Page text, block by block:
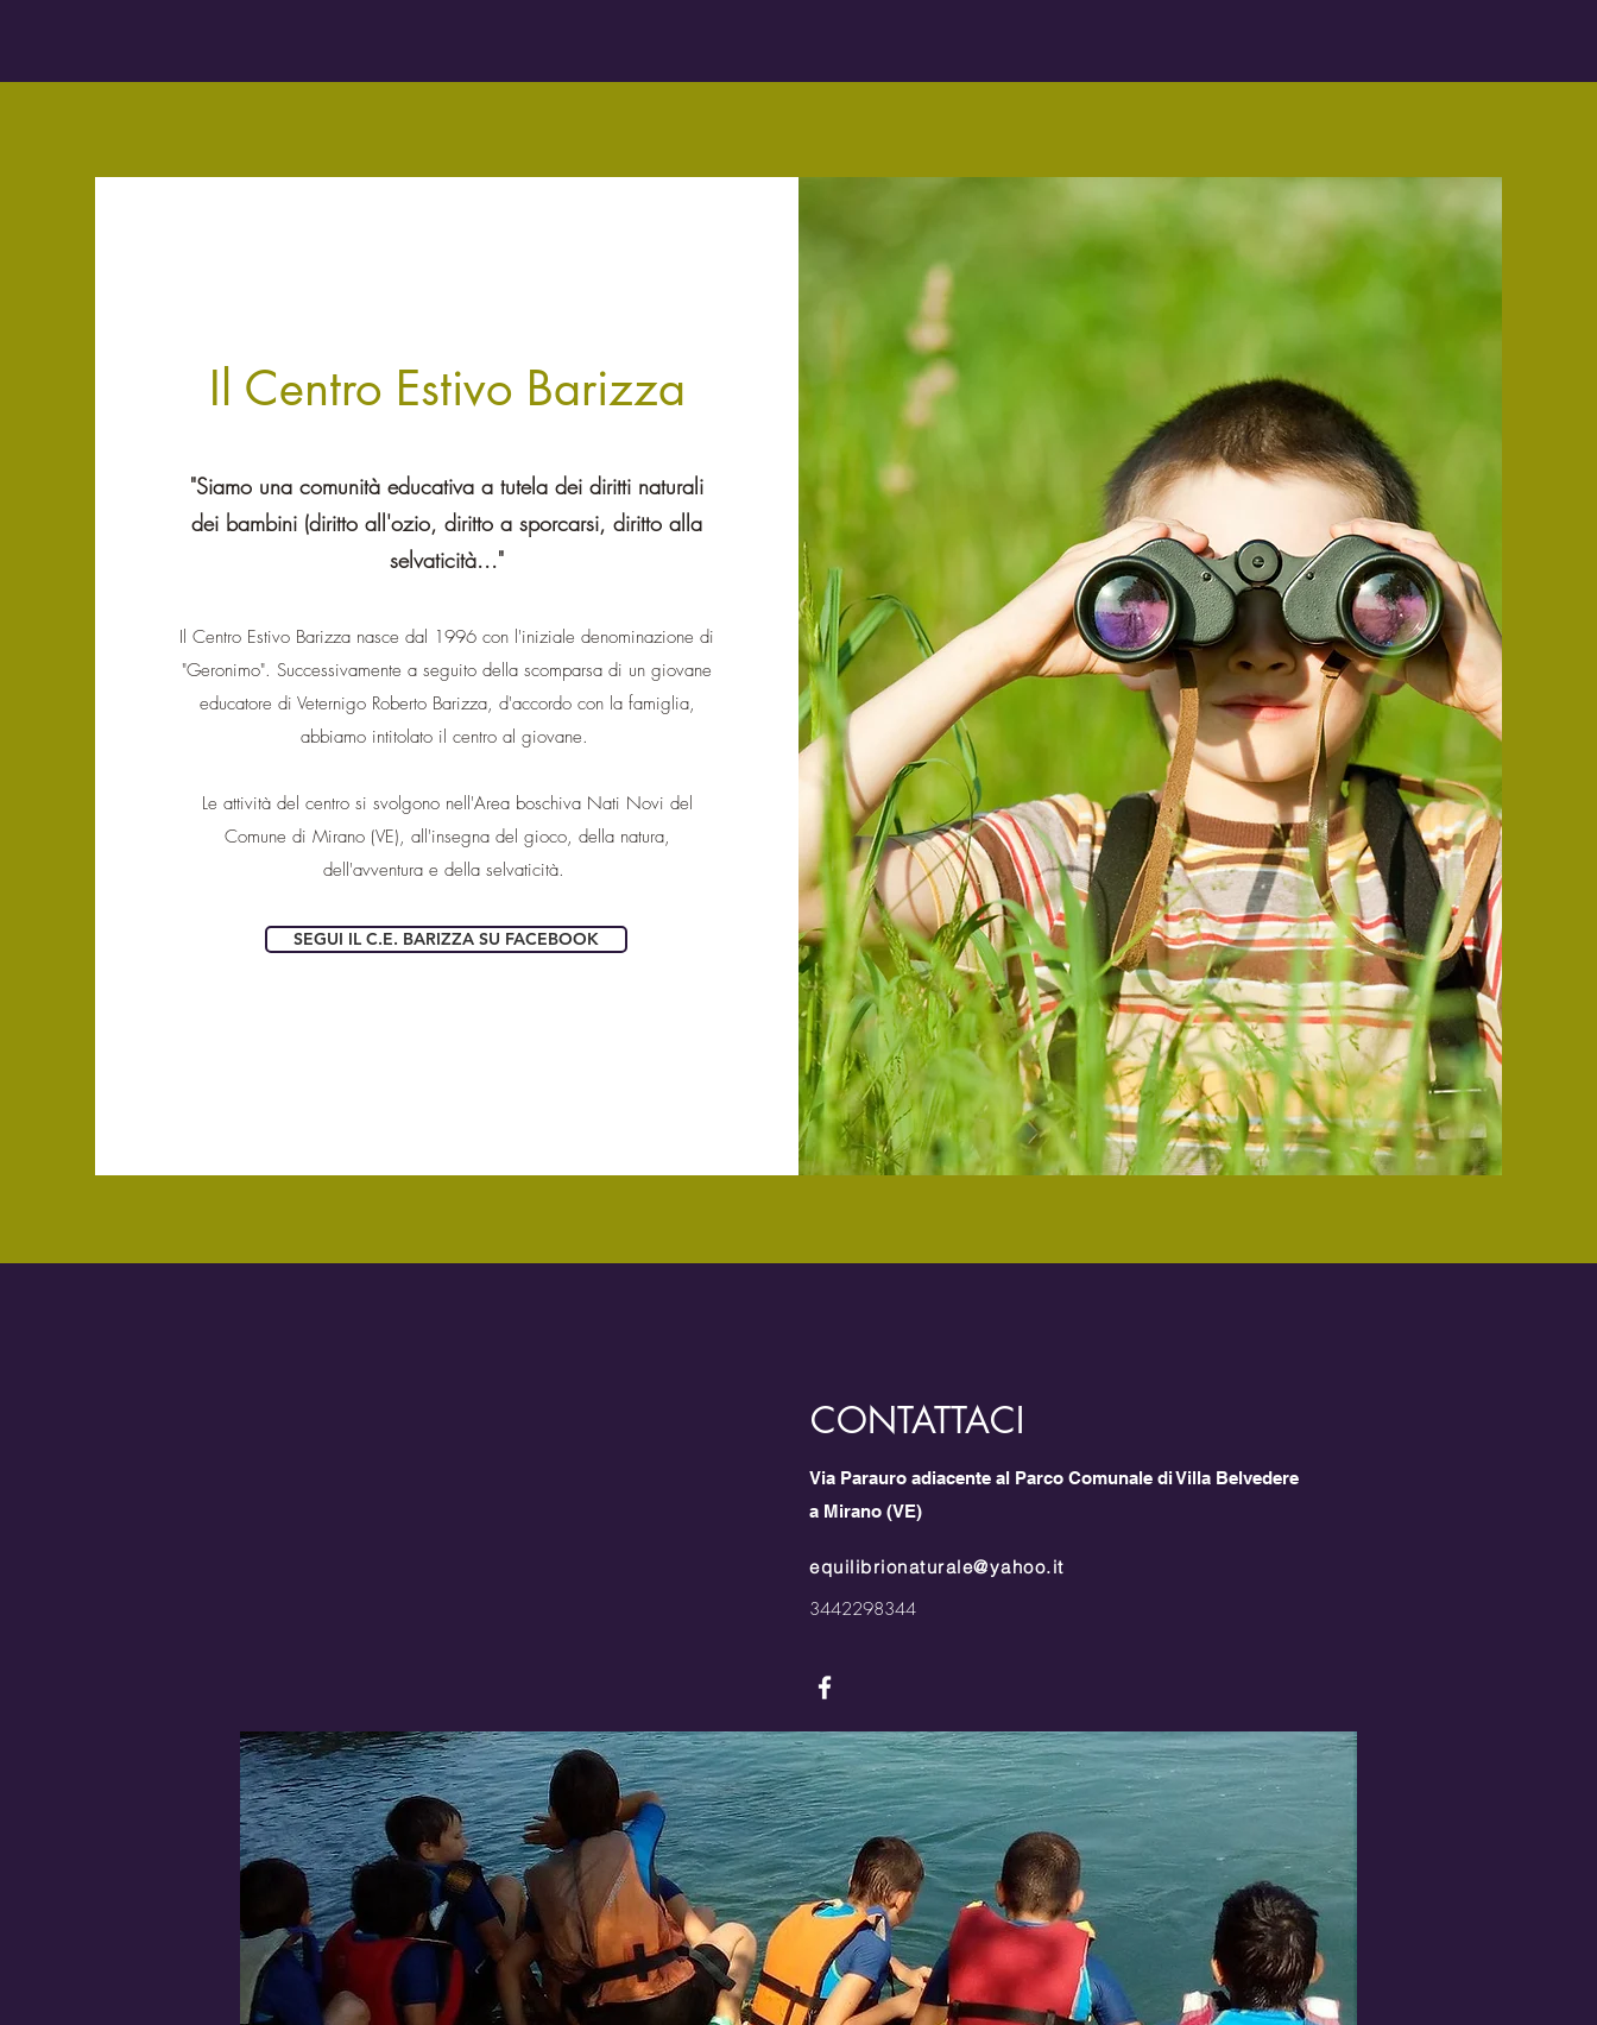
Il Centro Estivo Barizza
"Siamo una comunità educativa a tutela dei diritti naturali
dei bambini (diritto all'ozio, diritto a sporcarsi, diritto alla
selvaticità..."
Il Centro Estivo Barizza nasce dal 1996 con l'iniziale denominazione di
"Geronimo". Successivamente a seguito della scomparsa di un giovane
educatore di Veternigo Roberto Barizza, d'accordo con la famiglia,
abbiamo intitolato il centro al giovane.
Le attività del centro si svolgono nell'Area boschiva Nati Novi del
Comune di Mirano (VE), all'insegna del gioco, della natura,
dell'avventura e della selvaticità.
SEGUI IL C.E. BARIZZA SU FACEBOOK
CONTATTACI
Via Parauro adiacente al Parco Comunale di Villa Belvedere
a Mirano (VE)
equilibrionaturale@yahoo.it
3442298344